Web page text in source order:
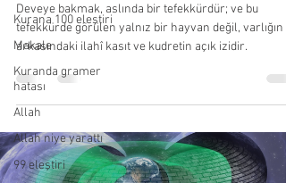
Kurana 100 eleştiri
Makale
Kuranda gramer
hatası
Allah
Allah niye yarattı
99 eleştiri
Deveye bakmak, aslında bir tefekkürdür; ve bu
tefekkürde görülen yalnız bir hayvan değil, varlığın
arkasındaki ilahî kasıt ve kudretin açık izidir.